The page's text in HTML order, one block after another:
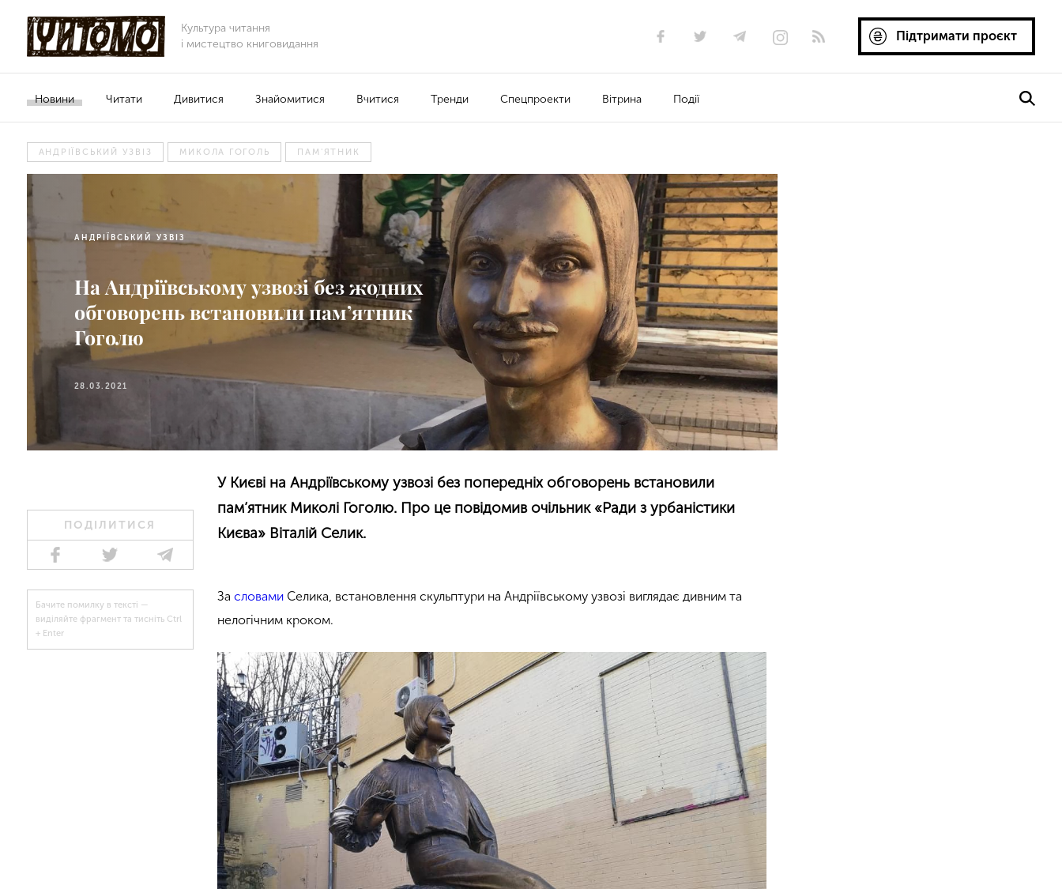
Культура читання
і мистецтво книговидання
Підтримати проєкт
Новини Читати Дивитися Знайомитися Вчитися Тренди Спецпроекти Вітрина Події
АНДРІЇВСЬКИЙ УЗВІЗ МИКОЛА ГОГОЛЬ ПАМ'ЯТНИК
АНДРІЇВСЬКИЙ УЗВІЗ
На Андріївському узвозі без жодних
обговорень встановили пам’ятник
Гоголю
28.03.2021
ПОДІЛИТИСЯ
Бачите помилку в тексті —
виділяйте фрагмент та тисніть Ctrl
+ Enter
У Києві на Андріївському узвозі без попередніх обговорень встановили
пам’ятник Миколі Гоголю. Про це повідомив очільник «Ради з урбаністики
Києва» Віталій Селик.
Засловами Селика, встановлення скульптури на Андріївському узвозі виглядає дивним та
нелогічним кроком.